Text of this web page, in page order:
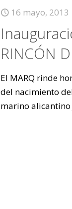
16 mayo, 2013
RINCÓN
El MARQ rinde
del nacimiento
marino alicantino